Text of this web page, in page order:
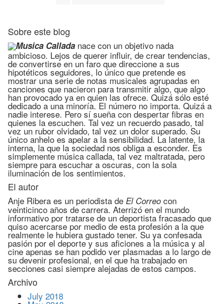
Sobre este blog
Musica Callada nace con un objetivo nada
ambicioso. Lejos de querer influir, de crear tendencias,
de convertirse en un faro que direccione a sus
hipotéticos seguidores, lo único que pretende es
mostrar una serie de notas musicales agrupadas en
canciones que nacieron para transmitir algo, que algo
han provocado ya en quien las ofrece. Quizá sólo esté
dedicado a una minoría. El número no importa. Quizá a
nadie interese. Pero sí sueña con despertar fibras en
quienes la escuchen. Tal vez un recuerdo pasado, tal
vez un rubor olvidado, tal vez un dolor superado. Su
único anhelo es apelar a la sensibilidad. La latente, la
interna, la que la sociedad nos obliga a esconder. Es
simplemente música callada, tal vez maltratada, pero
siempre para escuchar a oscuras, con la sola
iluminación de los sentimientos.
El autor
Anje Ribera es un periodista de El Correo con
veinticinco años de carrera. Aterrizó en el mundo
informativo por tratarse de un deportista fracasado que
quiso acercarse por medio de esta profesión a la que
realmente le hubiera gustado tener. Su ya confesada
pasión por el deporte y sus aficiones a la música y al
cine apenas se han podido ver plasmadas a lo largo de
su devenir profesional, en el que ha trabajado en
secciones casi siempre alejadas de estos campos.
Archivo
July 2018